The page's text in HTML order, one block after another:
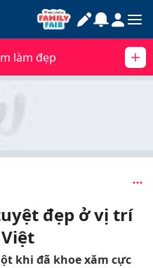
làm đẹp
đẹp ở vị trí
khi đã khoe xăm cực